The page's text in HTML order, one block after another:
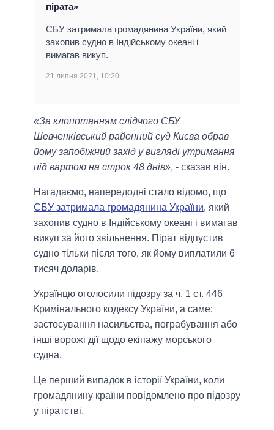
пірата»
СБУ затримала громадянина України, який
захопив судно в Індійському океані і
вимагав викуп.
21 липня 2021, 10:20
«За клопотанням слідчого СБУ
Шевченківський районний суд Києва обрав
йому запобіжний захід у вигляді утримання
під вартою на строк 48 днів», - сказав він.
Нагадаємо, напередодні стало відомо, що
СБУ затримала громадянина України, який
захопив судно в Індійському океані і вимагав
викуп за його звільнення. Пірат відпустив
судно тільки після того, як йому виплатили 6
тисяч доларів.
Українцю оголосили підозру за ч. 1 ст. 446
Кримінального кодексу України, а саме:
застосування насильства, пограбування або
інші ворожі дії щодо екіпажу морського
судна.
Це перший випадок в історії України, коли
громадянину країни повідомлено про підозру
у піратстві.